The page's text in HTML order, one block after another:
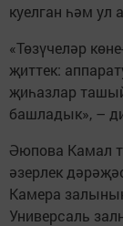
куелган һәм ул
«Төзүчеләр
җиттек:
җиһазлар
башладык», –
Әюпова Камал
әзерлек
Камера
Универсаль